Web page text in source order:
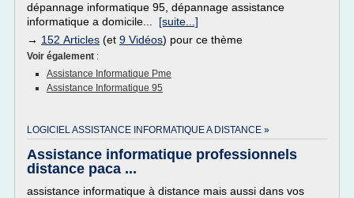
dépannage informatique 95, dépannage assistance
informatique a domicile... [suite...]
→ 152 Articles (et 9 Vidéos) pour ce thème
Voir également :
Assistance Informatique Pme
Assistance Informatique 95
LOGICIEL ASSISTANCE INFORMATIQUE A DISTANCE »
Assistance informatique professionnels
distance paca ...
assistance informatique à distance mais aussi dans vos